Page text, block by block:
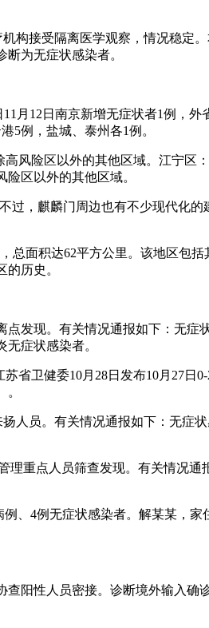
构接受隔离医学观察，情况稳定
为无症状感染者。
月12日南京新增无症状者1例，
5例，盐城、泰州各1例。
风险区以外的其他区域。江宁区
区以外的其他区域。
过，麒麟门周边也有不少现代化
总面积达62平方公里。该地区包
历史。
发现。有关情况通报如下：无症
症状感染者。
省卫健委10月28日发布10月27日
人员。有关情况通报如下：无症
理重点人员筛查发现。有关情况
、4例无症状感染者。解某某，
查阳性人员密接。诊断境外输入